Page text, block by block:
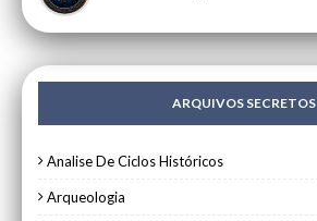
ARQUIVOS SECRETOS
Analise De Ciclos Históricos
Arqueologia